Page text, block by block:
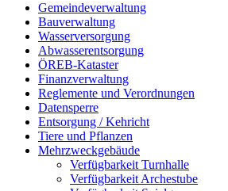
Gemeindeverwaltung
Bauverwaltung
Wasserversorgung
Abwasserentsorgung
ÖREB-Kataster
Finanzverwaltung
Reglemente und Verordnungen
Datensperre
Entsorgung / Kehricht
Tiere und Pflanzen
Mehrzweckgebäude
Verfügbarkeit Turnhalle
Verfügbarkeit Archestube